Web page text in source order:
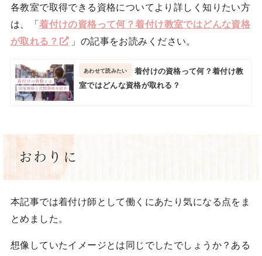
各教室で取得できる資格についてより詳しく知りたい方
は、「着付けの資格って何？着付け教室ではどんな資格
が取れる？
」の記事をお読みください。
着付けの資格って何？着付け教
室ではどんな資格が取れる？
おわりに
本記事では着付け師として働くにあたり気になる点をま
とめました。
想像していたイメージとは同じでしたでしょうか？ある